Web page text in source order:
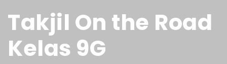
Takjil On the Road
Kelas 9G